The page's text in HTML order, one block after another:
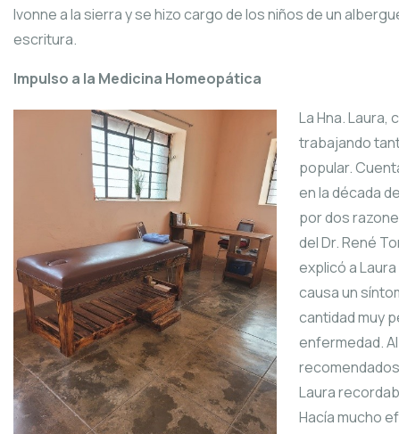
Ivonne a la sierra y se hizo cargo de los niños de un
escritura.
Impulso a la Medicina Homeopática
La Hna.
trabajando
popular.
en la década
por dos
del Dr. René
explicó a
causa un
cantidad muy
enfermedad.
Laura
Hacía mucho